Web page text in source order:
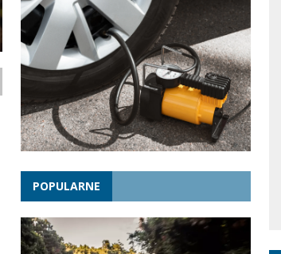
POPULARNE